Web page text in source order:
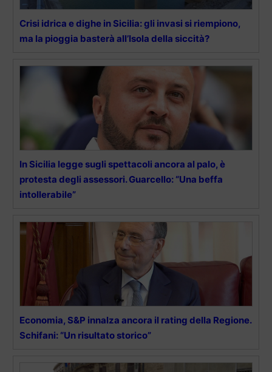
Crisi idrica e dighe in Sicilia: gli invasi si riempiono,
ma la pioggia basterà all’Isola della siccità?
In Sicilia legge sugli spettacoli ancora al palo, è
protesta degli assessori. Guarcello: “Una beffa
intollerabile”
Economia, S&P innalza ancora il rating della Regione.
Schifani: “Un risultato storico”